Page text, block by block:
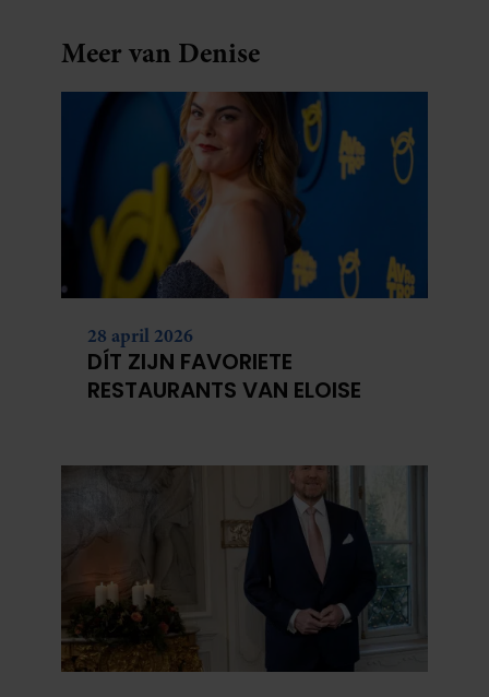
Meer van Denise
28 april 2026
DÍT ZIJN FAVORIETE
RESTAURANTS VAN ELOISE